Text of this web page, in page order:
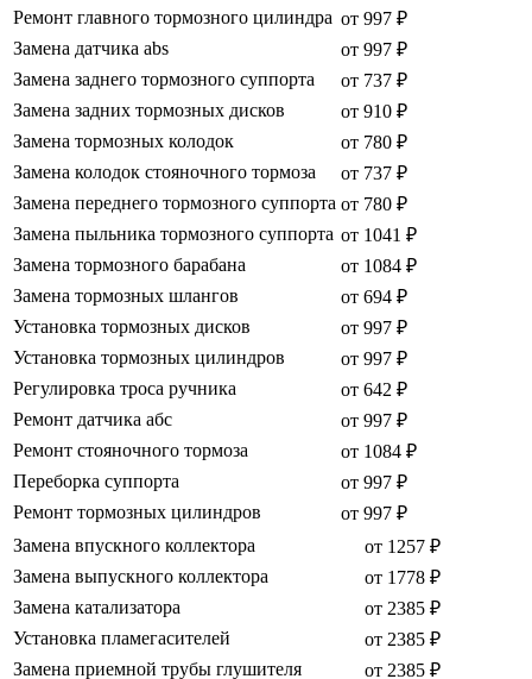
Ремонт главного тормозного цилиндра от 997 ₽
Замена датчика abs
от 997 ₽
Замена заднего тормозного суппорта
от 737 ₽
Замена задних тормозных дисков
от 910 ₽
Замена тормозных колодок
от 780 ₽
Замена колодок стояночного тормоза
от 737 ₽
Замена переднего тормозного суппорта от 780 ₽
Замена пыльника тормозного суппорта от 1041 ₽
Замена тормозного барабана
от 1084 ₽
Замена тормозных шлангов
от 694 ₽
Установка тормозных дисков
от 997 ₽
Установка тормозных цилиндров
от 997 ₽
Регулировка троса ручника
от 642 ₽
Ремонт датчика абс
от 997 ₽
Ремонт стояночного тормоза
от 1084 ₽
Переборка суппорта
от 997 ₽
Ремонт тормозных цилиндров
от 997 ₽
Замена впускного коллектора
от 1257 ₽
Замена выпускного коллектора
от 1778 ₽
Замена катализатора
от 2385 ₽
Установка пламегасителей
от 2385 ₽
Замена приемной трубы глушителя
от 2385 ₽